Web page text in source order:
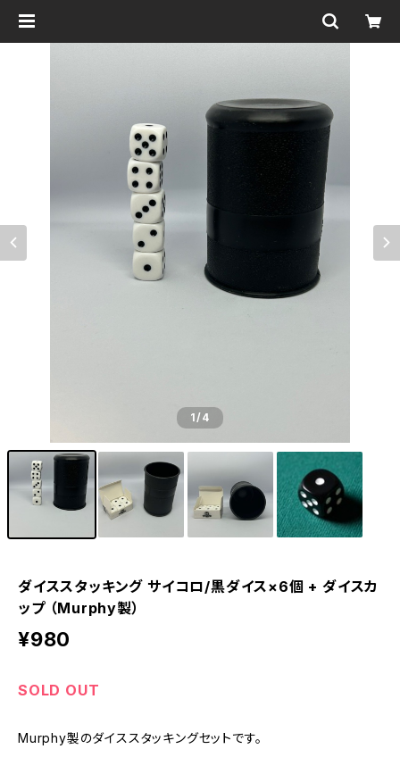
1/4
ダイススタッキング サイコロ/黒ダイス×6個 + ダイスカ
ップ （Murphy製）
¥980
SOLD OUT
Murphy製のダイススタッキングセットです。